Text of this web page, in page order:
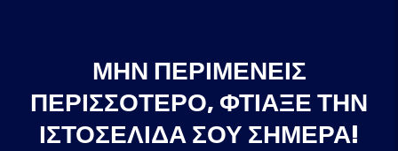
ΜΗΝ ΠΕΡΙΜΈΝΕΙΣ
ΠΕΡΙΣΣΌΤΕΡΟ, ΦΤΙΆΞΕ ΤΗΝ
ΙΣΤΟΣΕΛΊΔΑ ΣΟΥ ΣΉΜΕΡΑ!